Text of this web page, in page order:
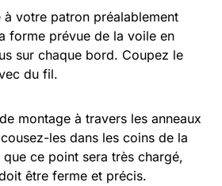
à votre patron préalablement
forme prévue de la voile en
sur chaque bord. Coupez le
du fil.
montage à travers les anneaux
les dans les coins de la
que ce point sera très chargé,
être ferme et précis.